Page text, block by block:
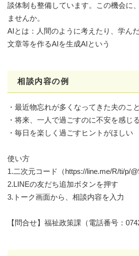
談体制も整備しています。この機会に
ませんか。
AIとは：人間のように考えたり、学ん
文章等を作るAIを生成AIという
相談内容の例
・最近物忘れが多くなってきた夫のこ
・将来、一人で過ごすのに不安を感じる
・毎日を楽しく過ごすヒントがほし
使い方
1.二次元コード（https://line.me/R/ti/p/
2.LINEの友だち追加ボタンを押す
3.トーク画面から、相談内容を入力
【問合せ】福祉政策課（電話番号：